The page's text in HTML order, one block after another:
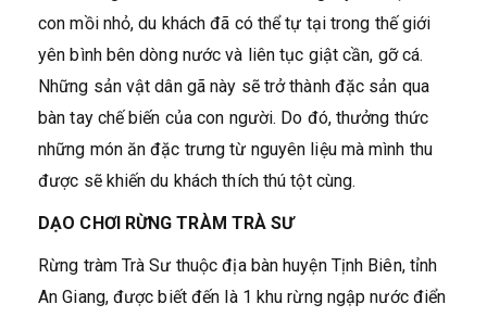
con mồi nhỏ, du khách đã có thể tự tại trong thế giới
yên bình bên dòng nước và liên tục giật cần, gỡ cá.
Những sản vật dân gã này sẽ trở thành đặc sản qua
bàn tay chế biến của con người. Do đó, thưởng thức
những món ăn đặc trưng từ nguyên liệu mà mình thu
được sẽ khiến du khách thích thú tột cùng.
DẠO CHƠI RỪNG TRÀM TRÀ SƯ
Rừng tràm Trà Sư thuộc địa bàn huyện Tịnh Biên, tỉnh
An Giang, được biết đến là 1 khu rừng ngập nước điển